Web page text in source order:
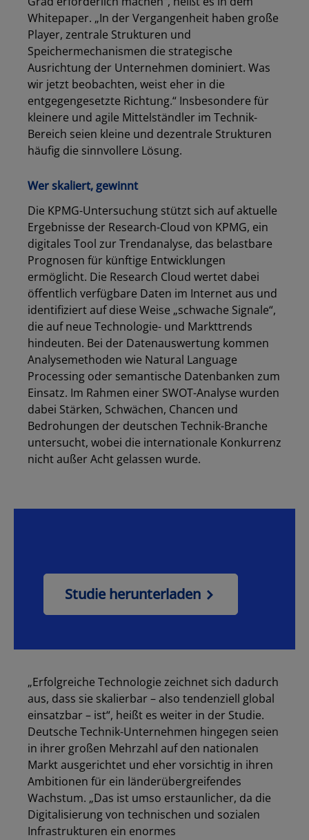
Whitepaper. „In der Vergangenheit haben große
Player, zentrale Strukturen und
Speichermechanismen die strategische
Ausrichtung der Unternehmen dominiert. Was
wir jetzt beobachten, weist eher in die
entgegengesetzte Richtung.“ Insbesondere für
kleinere und agile Mittelständler im Technik-
Bereich seien kleine und dezentrale Strukturen
häufig die sinnvollere Lösung.
Wer skaliert, gewinnt
Die KPMG-Untersuchung stützt sich auf aktuelle
Ergebnisse der Research-Cloud von KPMG, ein
digitales Tool zur Trendanalyse, das belastbare
Prognosen für künftige Entwicklungen
ermöglicht. Die Research Cloud wertet dabei
öffentlich verfügbare Daten im Internet aus und
identifiziert auf diese Weise „schwache Signale“,
die auf neue Technologie- und Markttrends
hindeuten. Bei der Datenauswertung kommen
Analysemethoden wie Natural Language
Processing oder semantische Datenbanken zum
Einsatz. Im Rahmen einer SWOT-Analyse wurden
dabei Stärken, Schwächen, Chancen und
Bedrohungen der deutschen Technik-Branche
untersucht, wobei die internationale Konkurrenz
nicht außer Acht gelassen wurde.
Studie herunterladen
„Erfolgreiche Technologie zeichnet sich dadurch
aus, dass sie skalierbar – also tendenziell global
einsatzbar – ist“, heißt es weiter in der Studie.
Deutsche Technik-Unternehmen hingegen seien
in ihrer großen Mehrzahl auf den nationalen
Markt ausgerichtet und eher vorsichtig in ihren
Ambitionen für ein länderübergreifendes
Wachstum. „Das ist umso erstaunlicher, da die
Digitalisierung von technischen und sozialen
Infrastrukturen ein enormes